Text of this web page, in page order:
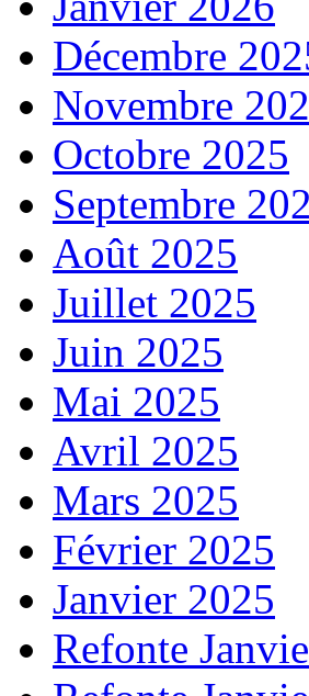
Décembre
Novembre
Octobre 2025
Septembre
Août 2025
Juillet 2025
Juin 2025
Mai 2025
Avril 2025
Mars 2025
Février 2025
Janvier 2025
Refonte